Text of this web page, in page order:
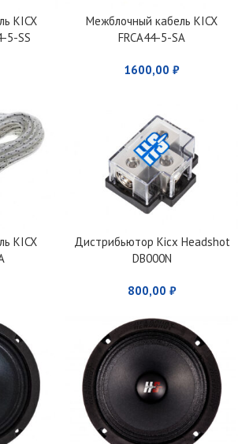
KICX
5-SS
Межблочный кабель KICX
FRCA44-5-SA
1600,00 ₽
KICX
Дистрибьютор Kicx Headshot
DB000N
800,00 ₽